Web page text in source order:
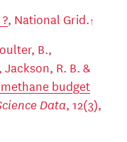
, National Grid.
B.,
R. B. &
budget
Data, 12(3),